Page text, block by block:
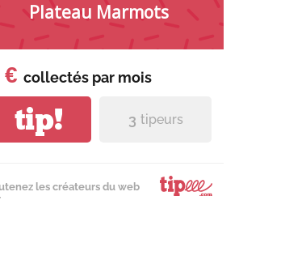
Plateau Marmots
€ collectés par mois
tip! 3 tipeurs
les créateurs du web